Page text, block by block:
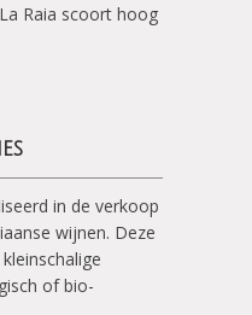
Raia scoort hoog
in de verkoop
wijnen. Deze
of bio-